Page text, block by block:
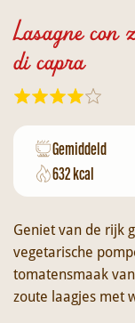
Lasagne con
di capra
Gemiddeld
632 kcal
Geniet van de rijk
vegetarische
tomatensmaak van
zoute laagjes met